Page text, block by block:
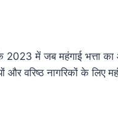
में जब महंगाई भत्ता का
वरिष्ठ नागरिकों के लिए